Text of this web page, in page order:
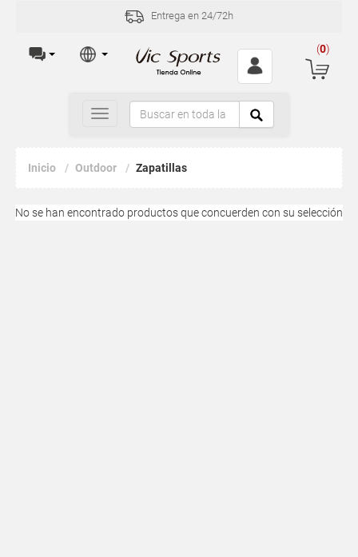
Entrega en 24/72h
(0)
Toggle
navigation
Inicio Outdoor Zapatillas
No se han encontrado productos que concuerden con su selección